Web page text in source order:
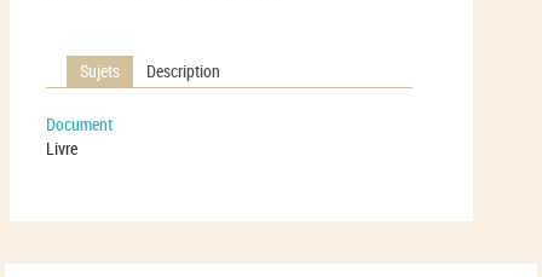
Sujets Description
Document
Livre